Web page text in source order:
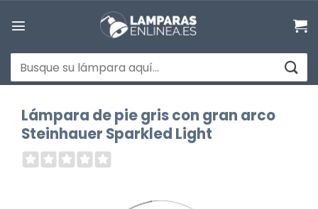
Buscar
por:
Lámpara de pie gris con gran arco
Steinhauer Sparkled Light